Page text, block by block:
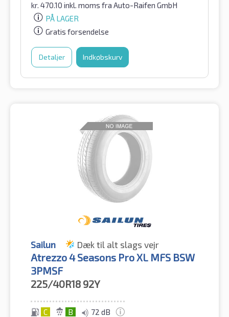
kr. 470.10 inkl. moms fra Auto-Raifen GmbH
PÅ LAGER
Gratis forsendelse
Detaljer Indkøbskurv
Sailun Dæk til alt slags vejr
Atrezzo 4 Seasons Pro XL MFS BSW
3PMSF
225/40R18 92Y
C B 72 dB